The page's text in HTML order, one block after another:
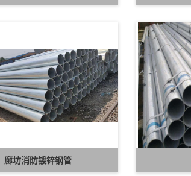
廊坊消防镀锌钢管